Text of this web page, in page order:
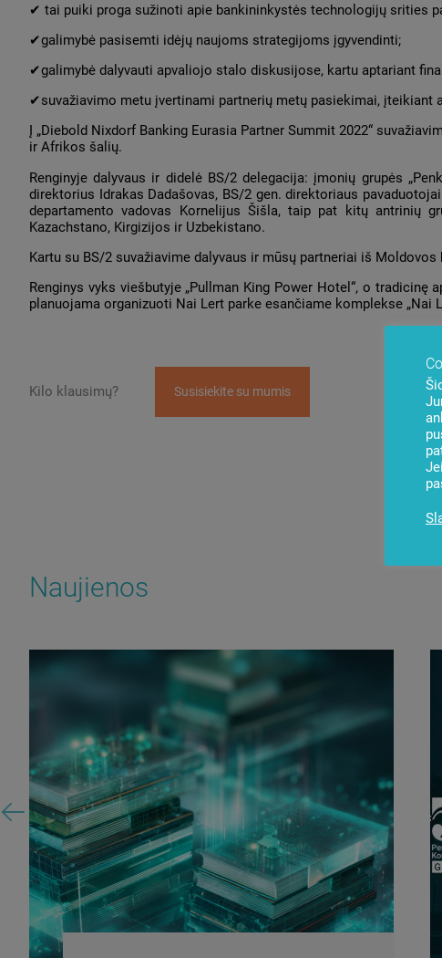
✔ tai puiki proga sužinoti apie bankininkystės technologijų srities
✔galimybė pasisemti idėjų naujoms strategijoms įgyvendinti;
✔galimybė dalyvauti apvaliojo stalo diskusijose, kartu aptariant
✔suvažiavimo metu įvertinami partnerių metų pasiekimai, įteikiant
Į „Diebold Nixdorf Banking Eurasia Partner Summit 2022“
ir Afrikos šalių.
Renginyje dalyvaus ir didelė BS/2 delegacija: įmonių grupės
direktorius Idrakas Dadašovas, BS/2 gen. direktoriaus
departamento vadovas Kornelijus Šišla, taip pat kitų antrinių
Kazachstano, Kirgizijos ir Uzbekistano.
Kartu su BS/2 suvažiavime dalyvaus ir mūsų partneriai iš
Renginys vyks viešbutyje „Pullman King Power Hotel“, o tradicinę
planuojama organizuoti Nai Lert parke esančiame komplekse „Nai
Kilo klausimų? Susisiekite su mumis
Naujienos